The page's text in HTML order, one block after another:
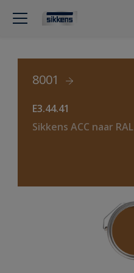
8001
E3.44.41
Sikkens ACC naar RAL